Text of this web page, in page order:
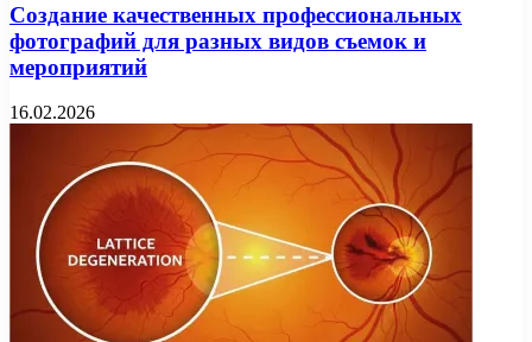
Создание качественных профессиональных
фотографий для разных видов съемок и
мероприятий
16.02.2026